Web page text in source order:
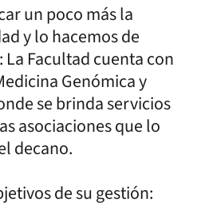
un poco más la
y lo hacemos de
Facultad cuenta con
Genómica y
se brinda servicios
asociaciones que lo
decano.
de su gestión: